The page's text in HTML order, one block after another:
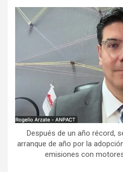
Después de un año récord,
arranque de año por la
emisiones con